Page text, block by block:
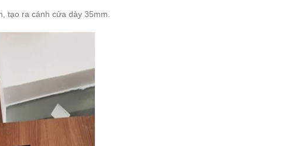
tạo ra cánh cửa dày 35mm.